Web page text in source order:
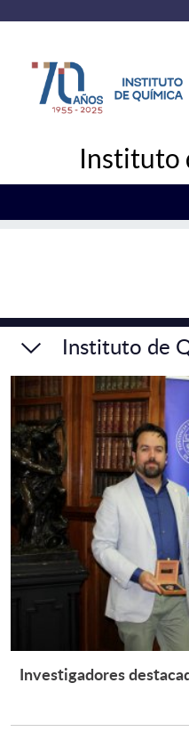
Instituto
Instituto de
Investigadores